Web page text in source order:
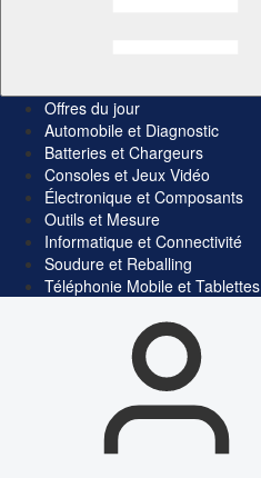
Offres du jour
Automobile et Diagnostic
Batteries et Chargeurs
Consoles et Jeux Vidéo
Électronique et Composants
Outils et Mesure
Informatique et Connectivité
Soudure et Reballing
Téléphonie Mobile et Tablettes